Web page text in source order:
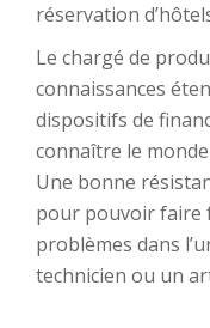
réservation
Le chargé de
connaissances
dispositifs de
connaître le monde
Une bonne
pour pouvoir faire
problèmes dans
technicien ou un